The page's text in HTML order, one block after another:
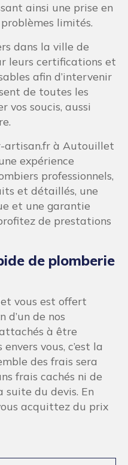
ainsi une prise en
limités.
dans la ville de
leurs certifications et
afin d’intervenir
de toutes les
vos soucis, aussi
artisan.fr à Autouillet
expérience
professionnels,
et détaillés, une
et une garantie
de prestations
de plomberie
vous est offert
de nos
à être
vous, c’est la
des frais sera
frais cachés ni de
du devis. En
acquittez du prix